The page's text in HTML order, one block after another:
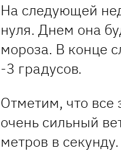
На следующей
нуля. Днем она
мороза. В конце
-3 градусов.
Отметим, что все
очень сильный
метров в секунду.